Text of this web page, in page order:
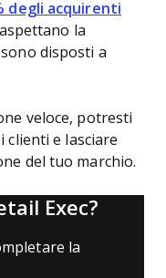
degli acquirenti
la
disposti a
veloce, potresti
clienti e lasciare
del tuo marchio.
Exec?
la